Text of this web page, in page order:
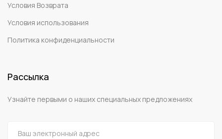
Условия Возврата
Условия использования
Политика конфиденциальности
Рассылка
Узнайте первыми о наших специальных предложениях